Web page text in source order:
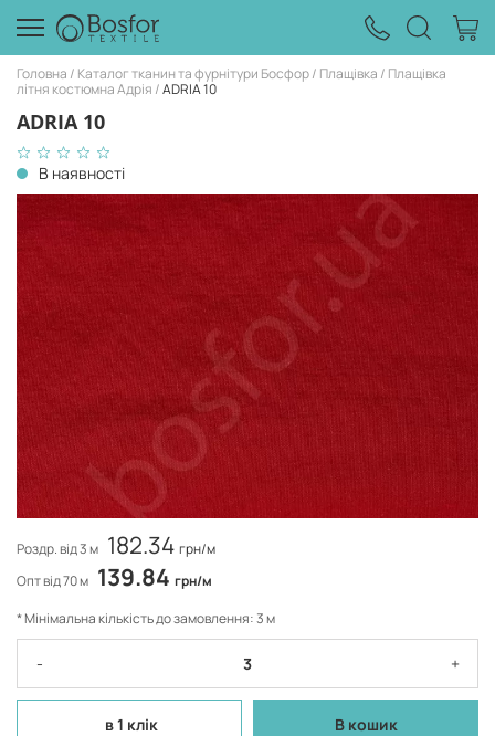
Головна Каталог тканин та фурнітури Босфор Плащівка
Плащівка
літня костюмна Адрія ADRIA 10
ADRIA 10
В наявності
Роздр. від 3 м 182.34 грн/м
Опт від 70 м 139.84 грн/м
* Мінімальна кількість до замовлення: 3 м
- +
в 1 клік В кошик